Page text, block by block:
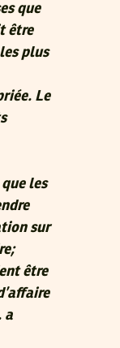
que
être
plus
Le
les
sur
être
a